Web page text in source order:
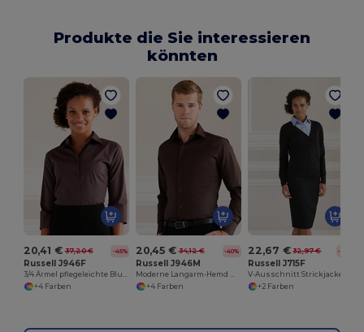
Produkte die Sie interessieren
könnten
20,41 € 37,20 € -45%
Russell J946F
3/4 Ärmel pflegeleichte Bluse
+4 Farben
20,45 € 34,12 € -40%
Russell J946M
Moderne Langarm-Hemd mit Komfortstretch
+4 Farben
22,67 € 32,97 € -31%
Russell J715F
V-Ausschnitt Strickjacke
+2 Farben